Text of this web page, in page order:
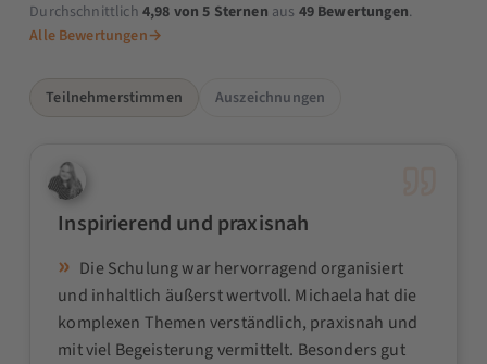
Durchschnittlich 4,98 von 5 Sternen aus 49 Bewertungen.
Alle Bewertungen→
Teilnehmerstimmen Auszeichnungen
Inspirierend und praxisnah
Die Schulung war hervorragend organisiert
und inhaltlich äußerst wertvoll. Michaela hat die
komplexen Themen verständlich, praxisnah und
mit viel Begeisterung vermittelt. Besonders gut